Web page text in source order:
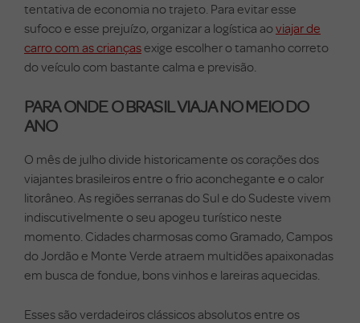
tentativa de economia no trajeto. Para evitar esse
sufoco e esse prejuízo, organizar a logística aoviajar de
carro com as criançasexige escolher o tamanho correto
do veículo com bastante calma e previsão.
PARA ONDE O BRASIL VIAJA NO MEIO DO
ANO
O mês de julho divide historicamente os corações dos
viajantes brasileiros entre o frio aconchegante e o calor
litorâneo. As regiões serranas do Sul e do Sudeste vivem
indiscutivelmente o seu apogeu turístico neste
momento. Cidades charmosas como Gramado, Campos
do Jordão e Monte Verde atraem multidões apaixonadas
em busca de fondue, bons vinhos e lareiras aquecidas.
Esses são verdadeiros clássicos absolutos entre os